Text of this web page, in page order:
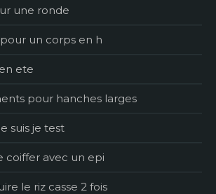
une ronde
un corps en h
ete
pour hanches larges
suis je test
coiffer avec un epi
le riz casse 2 fois